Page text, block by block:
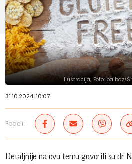
Ilustracija; Foto: baibaz/
31.10.2024.|10:07
Podeli:
Detaljnije na ovu temu govorili su dr